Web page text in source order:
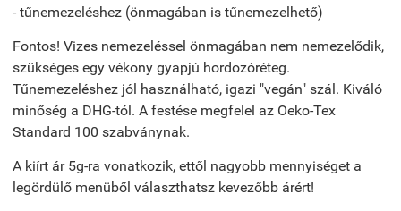
- tűnemezeléshez (önmagában is tűnemezelhető)
Fontos! Vizes nemezeléssel önmagában nem nemezelődik,
szükséges egy vékony gyapjú hordozóréteg.
Tűnemezeléshez jól használható, igazi "vegán" szál. Kiváló
minőség a DHG-tól. A festése megfelel az Oeko-Tex
Standard 100 szabványnak.
A kiírt ár 5g-ra vonatkozik, ettől nagyobb mennyiséget a
legördülő menüből választhatsz kevezőbb árért!